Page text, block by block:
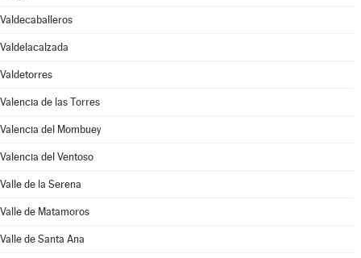
Valdecaballeros
Valdelacalzada
Valdetorres
Valencia de las Torres
Valencia del Mombuey
Valencia del Ventoso
Valle de la Serena
Valle de Matamoros
Valle de Santa Ana